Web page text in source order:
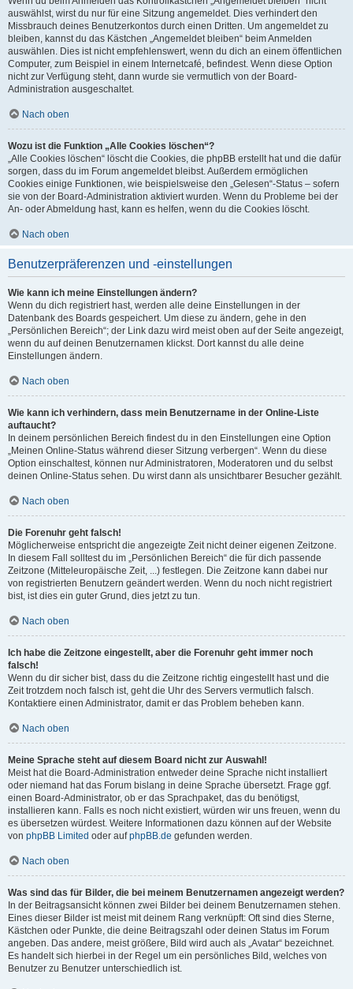
auswählst, wirst du nur für eine Sitzung angemeldet. Dies verhindert den
Missbrauch deines Benutzerkontos durch einen Dritten. Um angemeldet zu
bleiben, kannst du das Kästchen „Angemeldet bleiben“ beim Anmelden
auswählen. Dies ist nicht empfehlenswert, wenn du dich an einem öffentlichen
Computer, zum Beispiel in einem Internetcafé, befindest. Wenn diese Option
nicht zur Verfügung steht, dann wurde sie vermutlich von der Board-
Administration ausgeschaltet.
Nach oben
Wozu ist die Funktion „Alle Cookies löschen“?
„Alle Cookies löschen“ löscht die Cookies, die phpBB erstellt hat und die dafür
sorgen, dass du im Forum angemeldet bleibst. Außerdem ermöglichen
Cookies einige Funktionen, wie beispielsweise den „Gelesen“-Status – sofern
sie von der Board-Administration aktiviert wurden. Wenn du Probleme bei der
An- oder Abmeldung hast, kann es helfen, wenn du die Cookies löscht.
Nach oben
Benutzerpräferenzen und -einstellungen
Wie kann ich meine Einstellungen ändern?
Wenn du dich registriert hast, werden alle deine Einstellungen in der
Datenbank des Boards gespeichert. Um diese zu ändern, gehe in den
„Persönlichen Bereich“; der Link dazu wird meist oben auf der Seite angezeigt,
wenn du auf deinen Benutzernamen klickst. Dort kannst du alle deine
Einstellungen ändern.
Nach oben
Wie kann ich verhindern, dass mein Benutzername in der Online-Liste
auftaucht?
In deinem persönlichen Bereich findest du in den Einstellungen eine Option
„Meinen Online-Status während dieser Sitzung verbergen“. Wenn du diese
Option einschaltest, können nur Administratoren, Moderatoren und du selbst
deinen Online-Status sehen. Du wirst dann als unsichtbarer Besucher gezählt.
Nach oben
Die Forenuhr geht falsch!
Möglicherweise entspricht die angezeigte Zeit nicht deiner eigenen Zeitzone.
In diesem Fall solltest du im „Persönlichen Bereich“ die für dich passende
Zeitzone (Mitteleuropäische Zeit, ...) festlegen. Die Zeitzone kann dabei nur
von registrierten Benutzern geändert werden. Wenn du noch nicht registriert
bist, ist dies ein guter Grund, dies jetzt zu tun.
Nach oben
Ich habe die Zeitzone eingestellt, aber die Forenuhr geht immer noch
falsch!
Wenn du dir sicher bist, dass du die Zeitzone richtig eingestellt hast und die
Zeit trotzdem noch falsch ist, geht die Uhr des Servers vermutlich falsch.
Kontaktiere einen Administrator, damit er das Problem beheben kann.
Nach oben
Meine Sprache steht auf diesem Board nicht zur Auswahl!
Meist hat die Board-Administration entweder deine Sprache nicht installiert
oder niemand hat das Forum bislang in deine Sprache übersetzt. Frage ggf.
einen Board-Administrator, ob er das Sprachpaket, das du benötigst,
installieren kann. Falls es noch nicht existiert, würden wir uns freuen, wenn du
es übersetzen würdest. Weitere Informationen dazu können auf der Website
von phpBB Limited oder aufphpBB.de gefunden werden.
Nach oben
Was sind das für Bilder, die bei meinem Benutzernamen angezeigt werden?
In der Beitragsansicht können zwei Bilder bei deinem Benutzernamen stehen.
Eines dieser Bilder ist meist mit deinem Rang verknüpft: Oft sind dies Sterne,
Kästchen oder Punkte, die deine Beitragszahl oder deinen Status im Forum
angeben. Das andere, meist größere, Bild wird auch als „Avatar“ bezeichnet.
Es handelt sich hierbei in der Regel um ein persönliches Bild, welches von
Benutzer zu Benutzer unterschiedlich ist.